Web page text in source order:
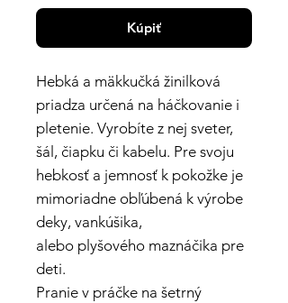
Kúpiť
Hebká a mäkkučká žinilková
priadza určená na háčkovanie i
pletenie. Vyrobíte z nej sveter,
šál, čiapku či kabelu. Pre svoju
hebkosť a jemnosť k pokožke je
mimoriadne obľúbená k výrobe
deky, vankúšika,
alebo plyšového maznáčika pre
deti.
Pranie v práčke na šetrný